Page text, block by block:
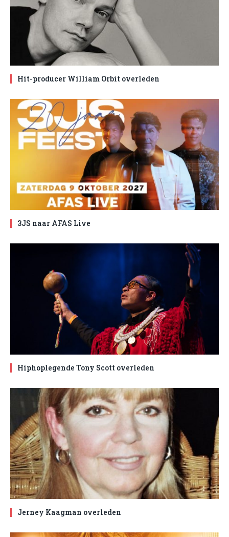
Hit-producer William Orbit overleden
3JS naar AFAS Live
Hiphoplegende Tony Scott overleden
Jerney Kaagman overleden